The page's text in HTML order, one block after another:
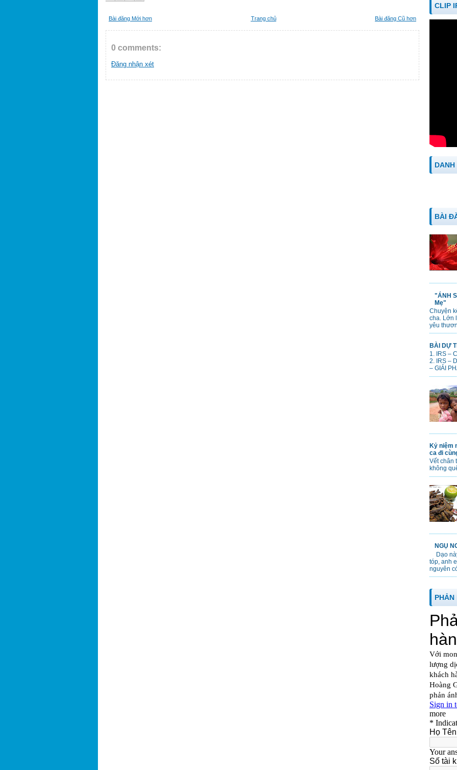
Bài đăng Mới hơn Bài đăng Cũ hơn
Trang chủ
0 comments:
Đăng nhận xét
CLIP
DANH
BÀI
"ÁNH
Mẹ"
Chuyện
cha. Lớn
yêu
BÀI DỰ
1. IRS –
2. IRS –
– GIẢI
Kỷ niệm
ca đi
Vết chân
không
NGỤ
Dạo
tóp, anh
nguyên
PHẢN